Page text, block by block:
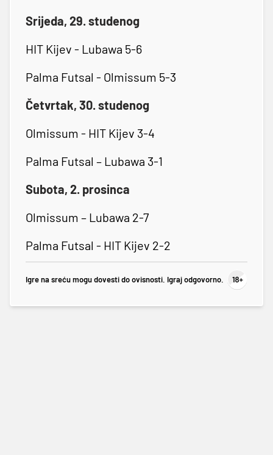
Srijeda, 29. studenog
HIT Kijev - Lubawa 5-6
Palma Futsal - Olmissum 5-3
Četvrtak, 30. studenog
Olmissum - HIT Kijev 3-4
Palma Futsal – Lubawa 3-1
Subota, 2. prosinca
Olmissum – Lubawa 2-7
Palma Futsal - HIT Kijev 2-2
Igre na sreću mogu dovesti do ovisnosti. Igraj odgovorno.